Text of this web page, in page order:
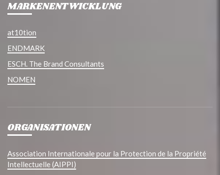
MARKENENTWICKLUNG
at10tion
ENDMARK
ESCH. The Brand Consultants
NOMEN
ORGANISATIONEN
Association Internationale pour la Protection de la Propriété
Intellectuelle (AIPPI)